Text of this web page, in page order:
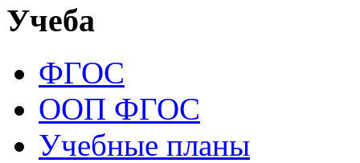
Учеба
ФГОС
ООП ФГОС
Учебные планы